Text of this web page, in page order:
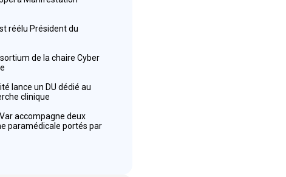
réélu Président du
de la chaire Cyber
lance un DU dédié au
clinique
Var accompagne deux
paramédicale portés par